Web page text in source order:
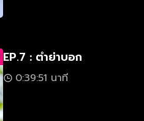
EP.7 : ตำย่าบอก
0:39:51 นาที